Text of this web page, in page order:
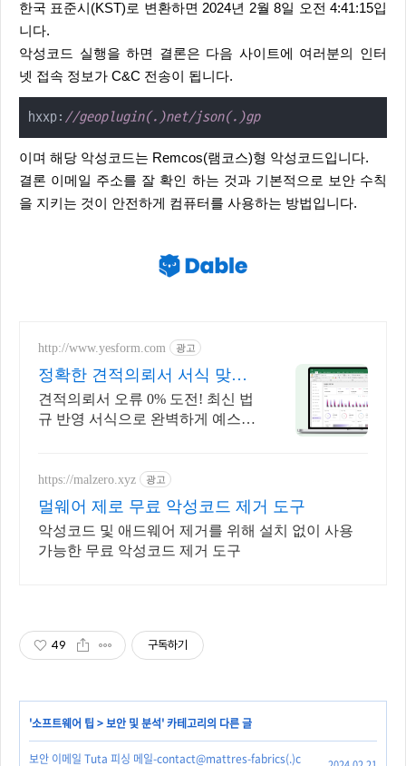
한국 표준시(KST)로 변환하면 2024년 2월 8일 오전 4:41:15입
니다.
악성코드 실행을 하면 결론은 다음 사이트에 여러분의 인터
넷 접속 정보가 C&C 전송이 됩니다.
hxxp: //geoplugin(.)net/json(.)gp
이며 해당 악성코드는 Remcos(램코스)형 악성코드입니다.
결론 이메일 주소를 잘 확인 하는 것과 기본적으로 보안 수칙
을 지키는 것이 안전하게 컴퓨터를 사용하는 방법입니다.
http://www.yesform.com 광고
정확한 견적의뢰서 서식 맞춤
프롬프트 제공
견적의뢰서 오류 0% 도전! 최신 법
규 반영 서식으로 완벽하게 예스폼
https://malzero.xyz 광고
멀웨어 제로 무료 악성코드 제거 도구
악성코드 및 애드웨어 제거를 위해 설치 없이 사용
가능한 무료 악성코드 제거 도구
49 구독하기
'소프트웨어 팁 >보안 및 분석' 카테고리의 다른 글
보안 이메일 Tuta 피싱 메일-contact@mattres-fabrics(.)c